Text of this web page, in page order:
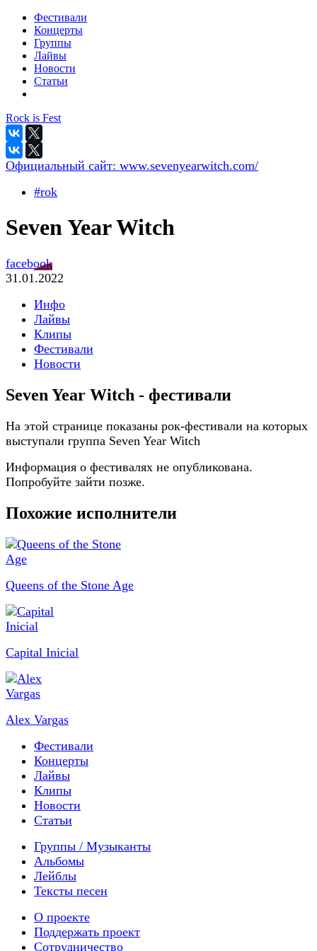
Фестивали
Концерты
Группы
Лайвы
Новости
Статьи
Rock is Fest
Официальный сайт: www.sevenyearwitch.com/
#rok
Seven Year Witch
facebook
31.01.2022
Инфо
Лайвы
Клипы
Фестивали
Новости
Seven Year Witch - фестивали
На этой странице показаны рок-фестивали на которых
выступали группа Seven Year Witch
Информация о фестивалях не опубликована.
Попробуйте зайти позже.
Похожие исполнители
Queens of the Stone Age
Capital Inicial
Alex Vargas
Фестивали
Концерты
Лайвы
Клипы
Новости
Статьи
Группы / Музыканты
Альбомы
Лейблы
Тексты песен
О проекте
Поддержать проект
Сотрудничество